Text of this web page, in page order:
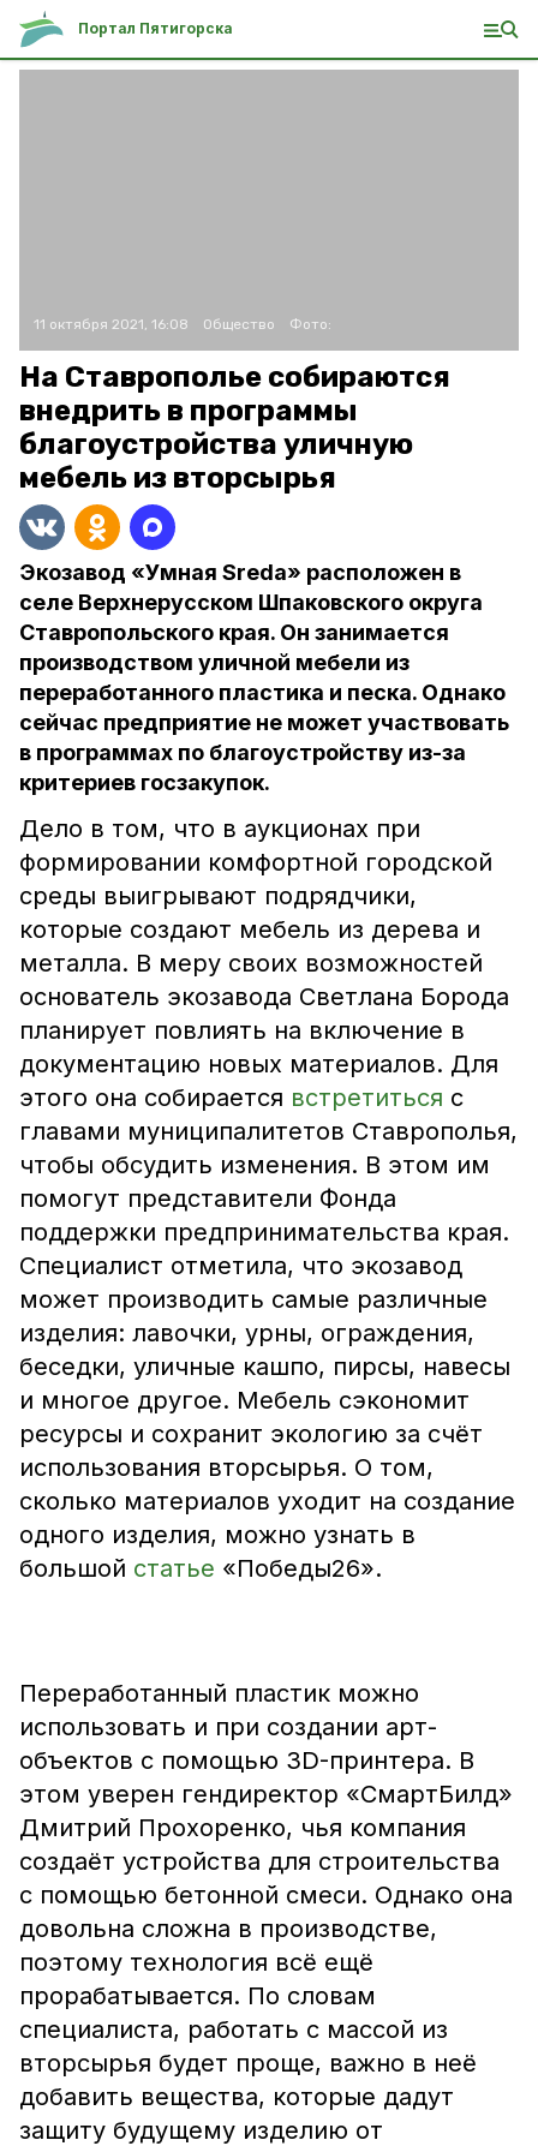
Портал Пятигорска
11 октября 2021, 16:08 Общество Фото:
На Ставрополье собираются
внедрить в программы
благоустройства уличную
мебель из вторсырья
Экозавод «Умная Sreda» расположен в
селе Верхнерусском Шпаковского округа
Ставропольского края. Он занимается
производством уличной мебели из
переработанного пластика и песка. Однако
сейчас предприятие не может участвовать
в программах по благоустройству из-за
критериев госзакупок.
Дело в том, что в аукционах при
формировании комфортной городской
среды выигрывают подрядчики,
которые создают мебель из дерева и
металла. В меру своих возможностей
основатель экозавода Светлана Борода
планирует повлиять на включение в
документацию новых материалов. Для
этого она собирается встретиться с
главами муниципалитетов Ставрополья,
чтобы обсудить изменения. В этом им
помогут представители Фонда
поддержки предпринимательства края.
Специалист отметила, что экозавод
может производить самые различные
изделия: лавочки, урны, ограждения,
беседки, уличные кашпо, пирсы, навесы
и многое другое. Мебель сэкономит
ресурсы и сохранит экологию за счёт
использования вторсырья. О том,
сколько материалов уходит на создание
одного изделия, можно узнать в
большой статье «Победы26».
Переработанный пластик можно
использовать и при создании арт-
объектов с помощью 3D-принтера. В
этом уверен гендиректор «СмартБилд»
Дмитрий Прохоренко, чья компания
создаёт устройства для строительства
с помощью бетонной смеси. Однако она
довольна сложна в производстве,
поэтому технология всё ещё
прорабатывается. По словам
специалиста, работать с массой из
вторсырья будет проще, важно в неё
добавить вещества, которые дадут
защиту будущему изделию от